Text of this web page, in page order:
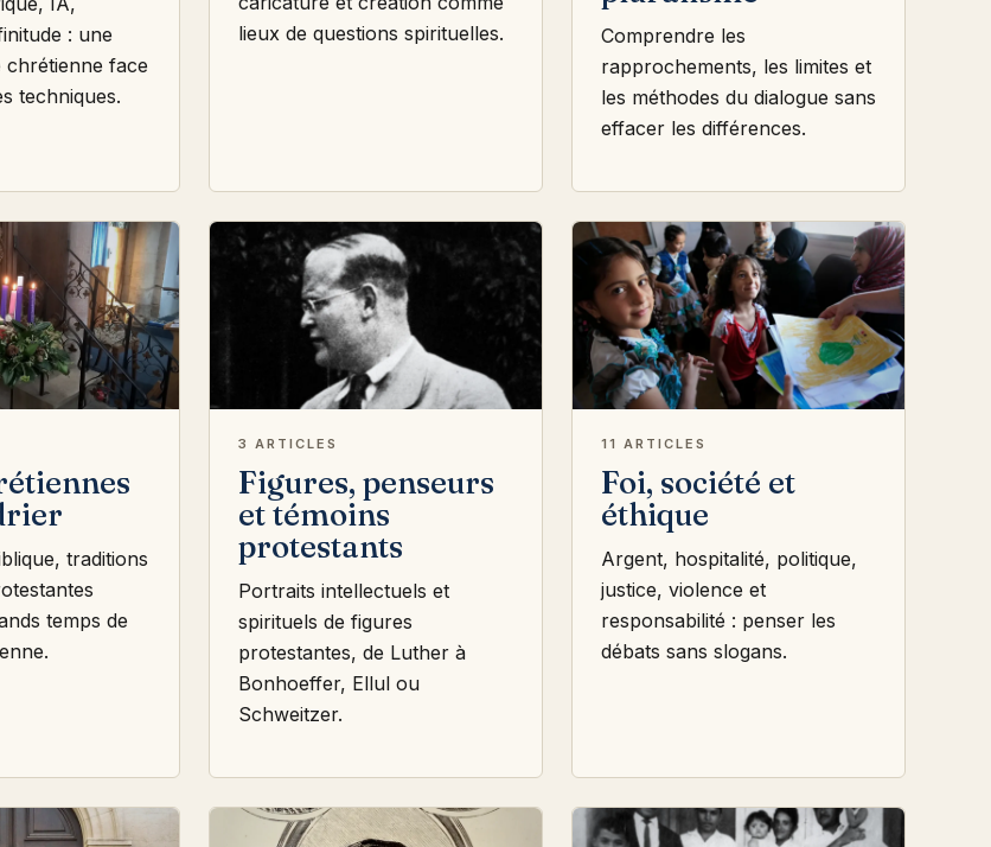
: une
face
techniques.
lieux de questions spirituelles.
Comprendre les
rapprochements, les limites et
les méthodes du dialogue sans
effacer les différences.
traditions
temps de
3 ARTICLES
Figures, penseurs
et témoins
protestants
Portraits intellectuels et
spirituels de figures
protestantes, de Luther à
Bonhoeffer, Ellul ou
Schweitzer.
11 ARTICLES
Foi, société et
éthique
Argent, hospitalité, politique,
justice, violence et
responsabilité : penser les
débats sans slogans.